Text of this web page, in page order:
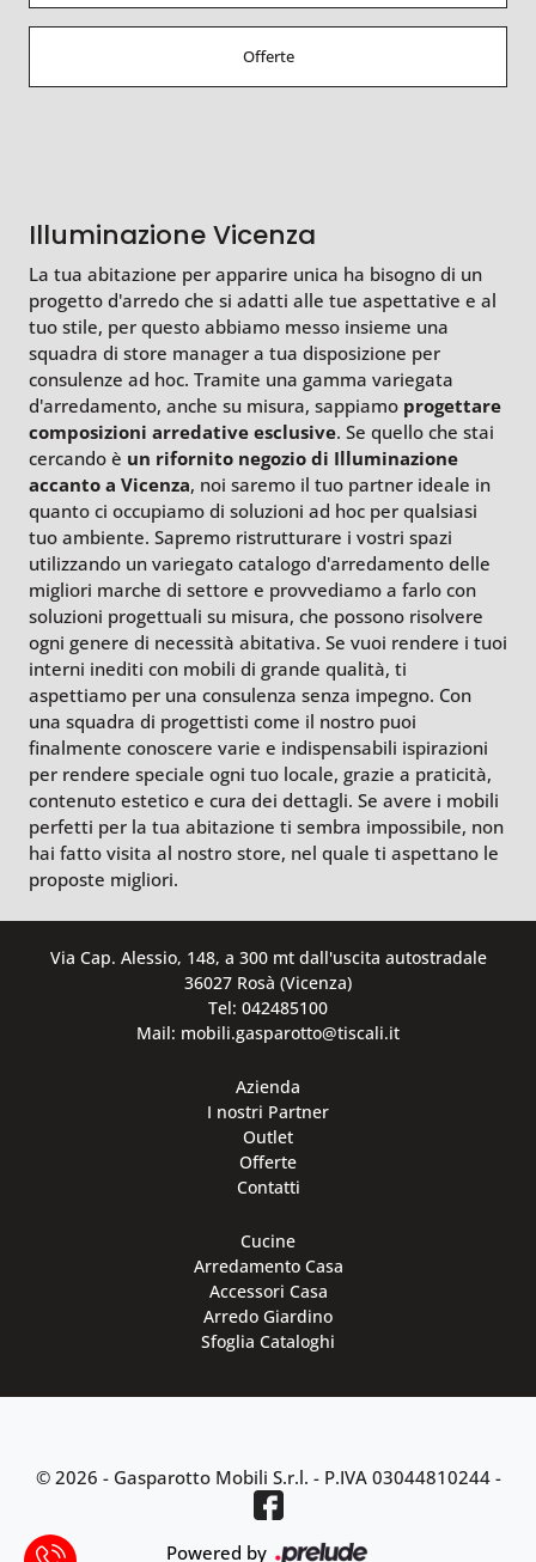
Offerte
Illuminazione Vicenza
La tua abitazione per apparire unica ha bisogno di un
progetto d'arredo che si adatti alle tue aspettative e al
tuo stile, per questo abbiamo messo insieme una
squadra di store manager a tua disposizione per
consulenze ad hoc. Tramite una gamma variegata
d'arredamento, anche su misura, sappiamo progettare
composizioni arredative esclusive. Se quello che stai
cercando è un rifornito negozio di Illuminazione
accanto a Vicenza, noi saremo il tuo partner ideale in
quanto ci occupiamo di soluzioni ad hoc per qualsiasi
tuo ambiente. Sapremo ristrutturare i vostri spazi
utilizzando un variegato catalogo d'arredamento delle
migliori marche di settore e provvediamo a farlo con
soluzioni progettuali su misura, che possono risolvere
ogni genere di necessità abitativa. Se vuoi rendere i tuoi
interni inediti con mobili di grande qualità, ti
aspettiamo per una consulenza senza impegno. Con
una squadra di progettisti come il nostro puoi
finalmente conoscere varie e indispensabili ispirazioni
per rendere speciale ogni tuo locale, grazie a praticità,
contenuto estetico e cura dei dettagli. Se avere i mobili
perfetti per la tua abitazione ti sembra impossibile, non
hai fatto visita al nostro store, nel quale ti aspettano le
proposte migliori.
Via Cap. Alessio, 148, a 300 mt dall'uscita autostradale
36027 Rosà (Vicenza)
Tel: 042485100
Mail: mobili.gasparotto@tiscali.it
Azienda
I nostri Partner
Outlet
Offerte
Contatti
Cucine
Arredamento Casa
Accessori Casa
Arredo Giardino
Sfoglia Cataloghi
© 2026 - Gasparotto Mobili S.r.l. - P.IVA 03044810244-
Powered by